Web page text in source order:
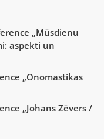
„Mūsdienu
aspekti un
„Onomastikas
„Johans Zēvers /